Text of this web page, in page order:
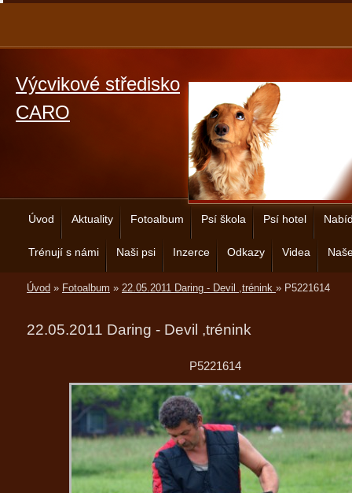
Výcvikové středisko
CARO
Úvod Aktuality Fotoalbum Psí škola Psí hotel
Trénují s námi Naši psi Inzerce Odkazy Videa
Úvod » Fotoalbum » 22.05.2011 Daring - Devil ,trénink » P5221614
22.05.2011 Daring - Devil ,trénink
P5221614